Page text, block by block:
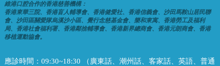
維港口腔合作的香港慈善機構：
香港東華三院、香港盲人輔導會、香港健愛社、香港信義會、沙田馬鞍山居民聯
會、沙田區關愛隊烏溪沙小區、覺行念慈基金會、樂和東寓、香港勞工及福利
局、香港社會福利署、香港鄰捨輔導會、香港新界總商會、香港元朗商會、香港
移植運動協會。
應診時間： 09:30~18:30 （廣東話、潮州話、客家話、英語、普通